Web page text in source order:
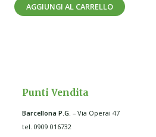
AGGIUNGI AL CARRELLO
Punti Vendita
Barcellona P.G – Via Operai 47
tel. 0909 016732